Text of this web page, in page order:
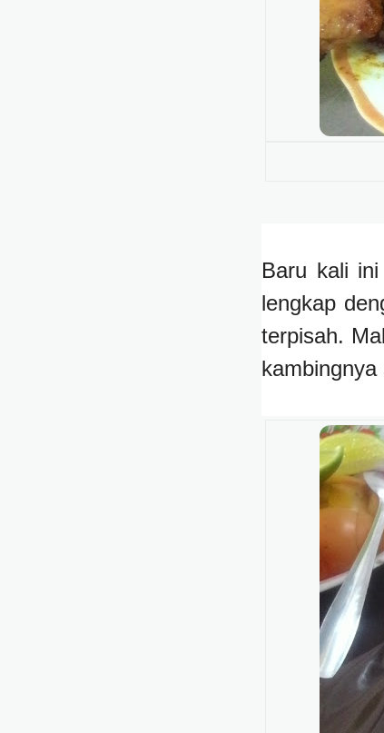
Baru kali
lengkap
terpisah.